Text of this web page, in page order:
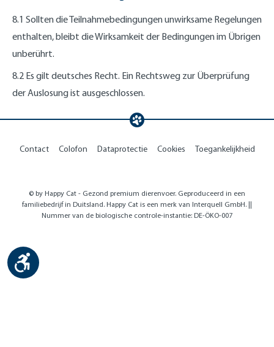
8.1 Sollten die Teilnahmebedingungen unwirksame Regelungen
enthalten, bleibt die Wirksamkeit der Bedingungen im Übrigen
unberührt.
8.2 Es gilt deutsches Recht. Ein Rechtsweg zur Überprüfung
der Auslosung ist ausgeschlossen.
Contact Colofon Dataprotectie Cookies Toegankelijkheid
© by Happy Cat - Gezond premium dierenvoer. Geproduceerd in een
familiebedrijf in Duitsland. Happy Cat is een merk van Interquell GmbH. ||
Nummer van de biologische controle-instantie: DE-ÖKO-007
Show toolbar